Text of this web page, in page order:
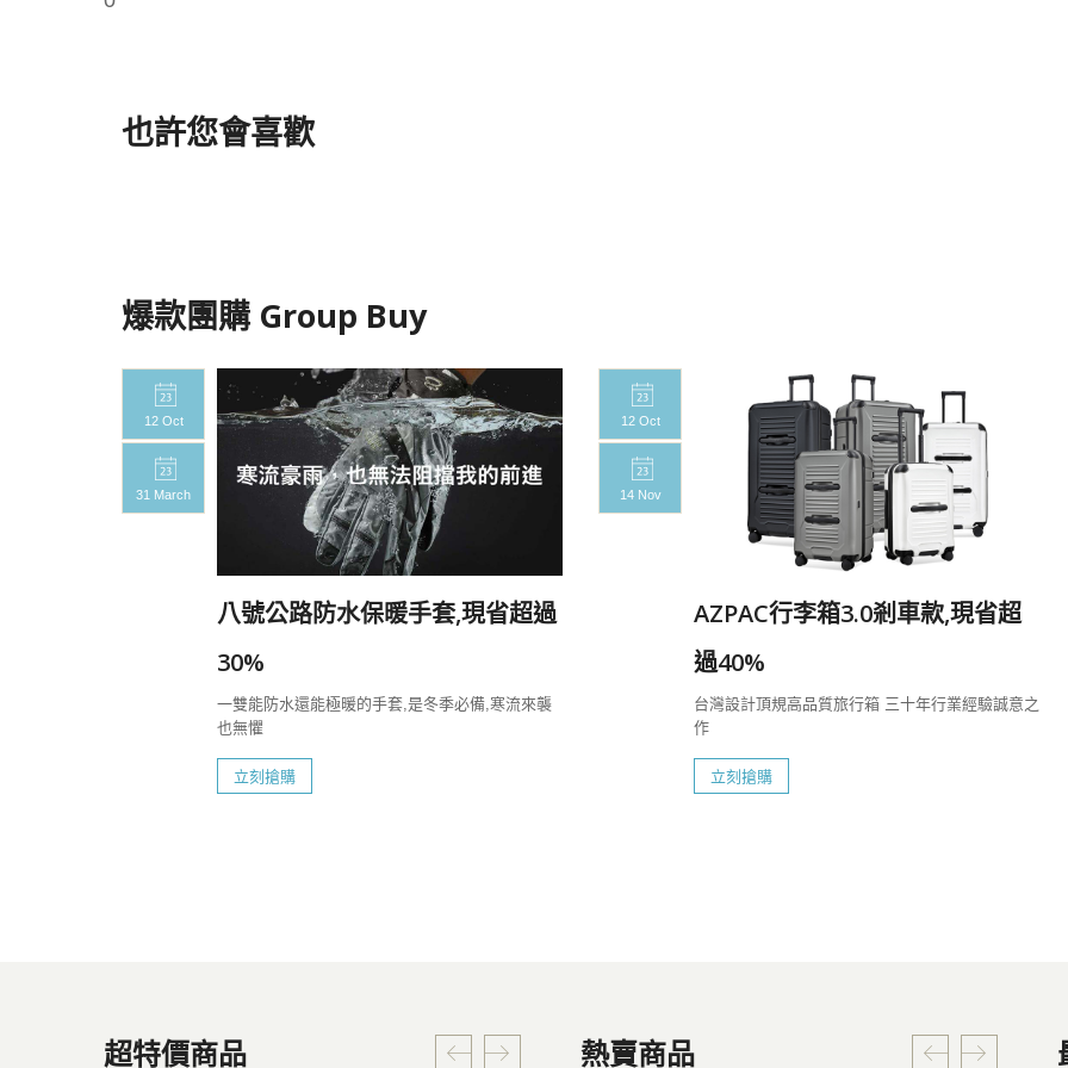
也許您會喜歡
爆款團購 Group Buy
12 Oct
31 March
八號公路防水保暖手套,現省超過
30%
一雙能防水還能極暖的手套,是冬季必備,寒流來襲
也無懼
立刻搶購
12 Oct
14 Nov
AZPAC行李箱3.0剎車款,現省超
過40%
台灣設計頂規高品質旅行箱 三十年行業經驗誠意之
作
立刻搶購
超特價商品 熱賣商品